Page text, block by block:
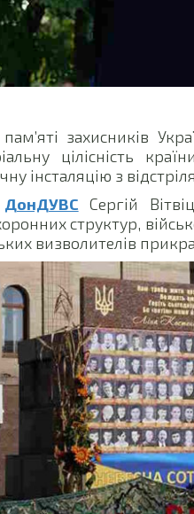
захисників
цілісність
інсталяцію з
ДонДУВС Сергій
структур,
визволителів